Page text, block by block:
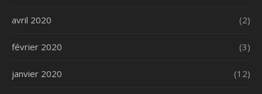
avril 2020 (2)
février 2020 (3)
janvier 2020 (12)